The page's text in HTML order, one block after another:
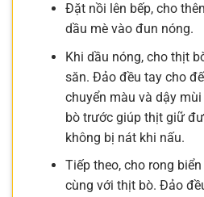
Đặt nồi lên bếp, cho
dầu mè vào đun nóng.
Khi dầu nóng, cho thịt
săn. Đảo đều tay cho
chuyển màu và dậy
bò trước giúp thịt giữ
không bị nát khi nấu.
Tiếp theo, cho rong
cùng với thịt bò. Đảo